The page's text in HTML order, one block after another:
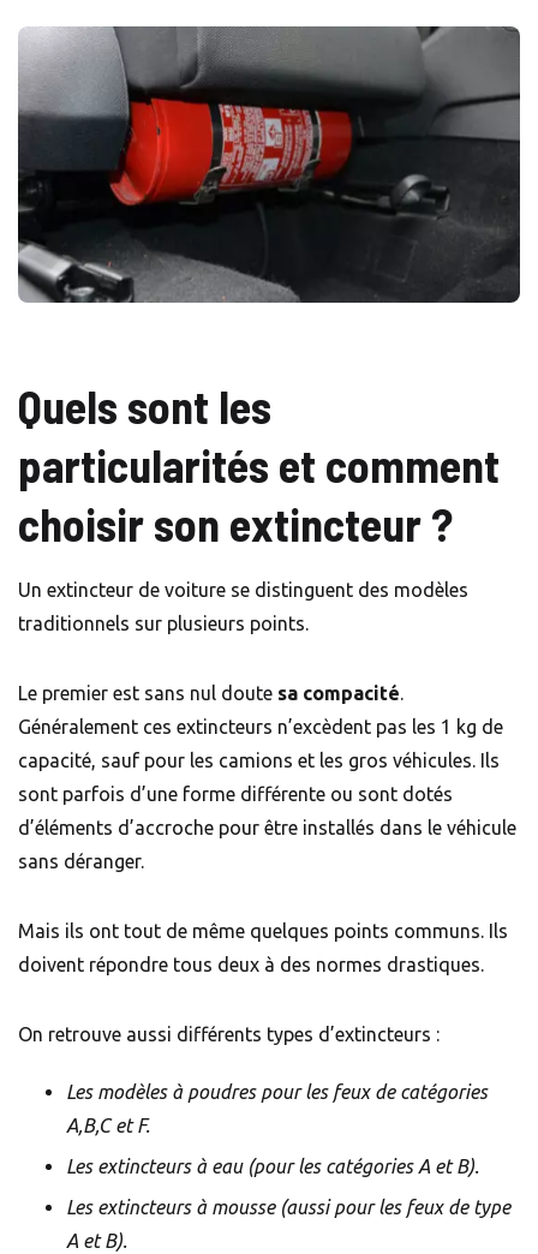
Quels sont les
particularités et comment
choisir son extincteur ?
Un extincteur de voiture se distinguent des modèles
traditionnels sur plusieurs points.
Le premier est sans nul doute sa compacité.
Généralement ces extincteurs n’excèdent pas les 1 kg de
capacité, sauf pour les camions et les gros véhicules. Ils
sont parfois d’une forme différente ou sont dotés
d’éléments d’accroche pour être installés dans le véhicule
sans déranger.
Mais ils ont tout de même quelques points communs. Ils
doivent répondre tous deux à des normes drastiques.
On retrouve aussi différents types d’extincteurs :
Les modèles à poudres pour les feux de catégories
A,B,C et F.
Les extincteurs à eau (pour les catégories A et B).
Les extincteurs à mousse (aussi pour les feux de type
A et B).